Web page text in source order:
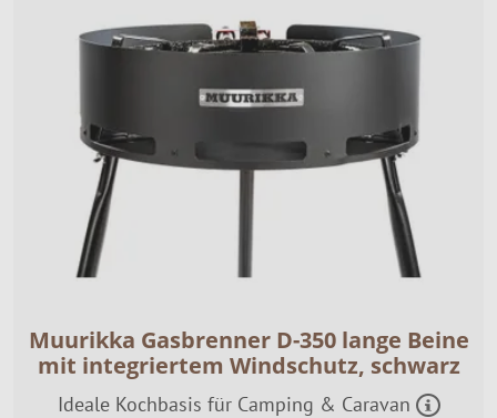
Muurikka Gasbrenner D-350 lange Beine
mit integriertem Windschutz, schwarz
Ideale Kochbasis für Camping & Caravan